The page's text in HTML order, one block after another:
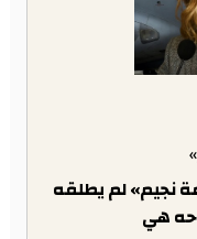
نجيم» لم يطلقه
هي